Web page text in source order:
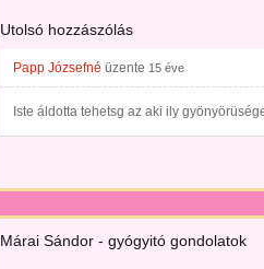
Utolsó hozzászólás
Papp Józsefné üzente 15 éve
Iste áldotta tehetsg az aki ily
Márai Sándor - gyógyitó gondolatok